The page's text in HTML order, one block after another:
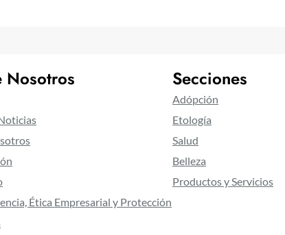
Nosotros
Ética Empresarial y Protección
Secciones
Adópción
Etología
Salud
Belleza
Productos y Servicios